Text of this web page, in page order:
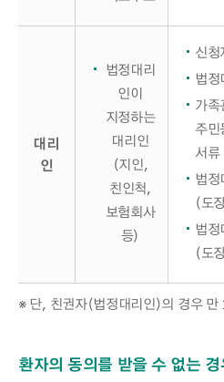
대리
인
법정대리
인이
지정하는
대리인
(지인,
친인척,
보험회사
등)
신
법
가
주
서류
법
(도
법
(도
※ 단, 친권자(법정대리인)의 경우
환자의 동의를 받을 수 없는 경